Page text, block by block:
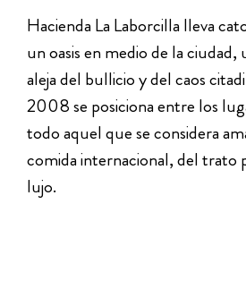
Hacienda La Laborcilla lleva
un oasis en medio de la
aleja del bullicio y del caos
2008 se posiciona entre los
todo aquel que se considera
comida internacional, del trato
lujo.